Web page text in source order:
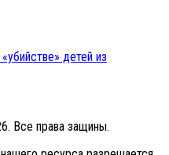
детей из
Все права защины.